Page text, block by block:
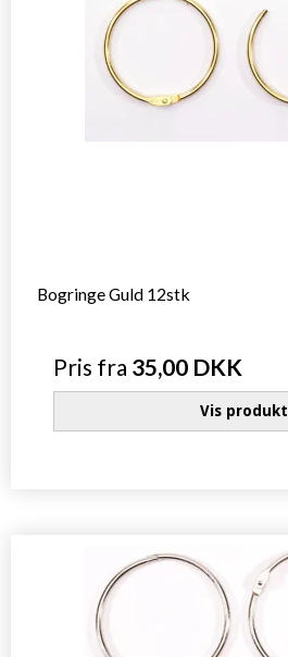
Bogringe Guld 12stk
Pris fra 35,00 DKK
Vis produkt